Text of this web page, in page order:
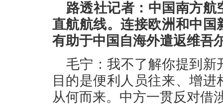
路透社记者：中国南方
直航航线。连接欧洲和中
有助于中国自海外遣返维吾
毛宁：我不了解你提到
目的是便利人员往来、增
从何而来。中方一贯反对借